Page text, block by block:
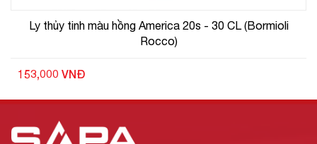
Ly thủy tinh màu hồng America 20s - 30 CL (Bormioli
Rocco)
153,000 VNĐ